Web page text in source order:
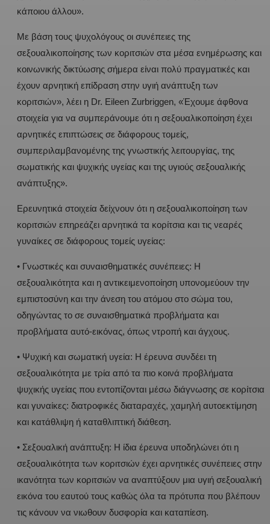
κάποιου άλλου».
Με βάση τους ψυχολόγους οι συνέπειες της
σεξουαλικοποίησης των κοριτσιών στα μέσα ενημέρωσης και
κοινωνικής δικτύωσης σήμερα είναι πολύ πραγματικές και
έχουν αρνητική επίδραση στην υγιή ανάπτυξη των
κοριτσιών», λέει η Dr. Eileen Zurbriggen, «Έχουμε άφθονα
στοιχεία για να συμπεράνουμε ότι η σεξουαλικοποίηση έχει
αρνητικές επιπτώσεις σε διάφορους τομείς,
συμπεριλαμβανομένης της γνωστικής λειτουργίας, της
σωματικής και ψυχικής υγείας και της υγιούς σεξουαλικής
ανάπτυξης».
Ερευνητικά στοιχεία δείχνουν ότι η σεξουαλικοποίηση των
κοριτσιών επηρεάζει αρνητικά τα κορίτσια και τις νεαρές
γυναίκες σε διάφορους τομείς υγείας:
• Γνωστικές και συναισθηματικές συνέπειες: Η
σεξουαλικότητα και η αντικειμενοποίηση υπονομεύουν την
εμπιστοσύνη και την άνεση του ατόμου στο σώμα του,
οδηγώντας το σε συναισθηματικά προβλήματα και
προβλήματα αυτό-εικόνας, όπως ντροπή και άγχους.
• Ψυχική και σωματική υγεία: Η έρευνα συνδέει τη
σεξουαλικότητα με τρία από τα πιο κοινά προβλήματα
ψυχικής υγείας που εντοπίζονται μέσω διάγνωσης σε κορίτσια
και γυναίκες: διατροφικές διαταραχές, χαμηλή αυτοεκτίμηση
και κατάθλιψη ή καταθλιπτική διάθεση.
• Σεξουαλική ανάπτυξη: Η ίδια έρευνα υποδηλώνει ότι η
σεξουαλικότητα των κοριτσιών έχει αρνητικές συνέπειες στην
ικανότητα των κοριτσιών να αναπτύξουν μια υγιή σεξουαλική
εικόνα του εαυτού τους καθώς όλα τα πρότυπα που βλέπουν
τις κάνουν να νιωθουν δυσφορία και καταπίεση.